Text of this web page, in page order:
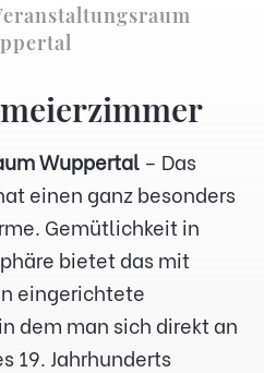
Wuppertal – Das
einen ganz besonders
Gemütlichkeit in
bietet das mit
eingerichtete
dem man sich direkt an
19. Jahrhunderts